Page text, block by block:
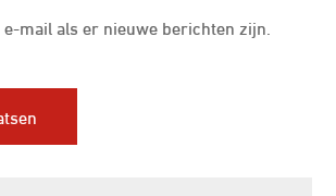
mail als er nieuwe berichten zijn.